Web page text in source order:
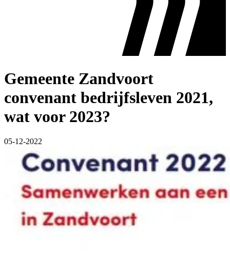
Gemeente Zandvoort
convenant bedrijfsleven 2021,
wat voor 2023?
05-12-2022